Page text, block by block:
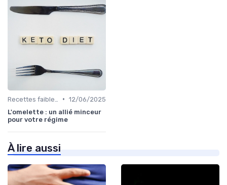
• 12/06/2025
L'omelette : un allié minceur
pour votre régime
À lire aussi